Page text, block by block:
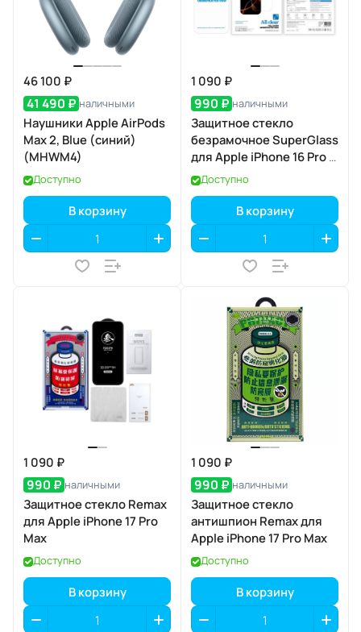
46 100 ₽
41 490 ₽ наличными
Наушники Apple AirPods
Max 2, Blue (синий)
(MHWM4)
Доступно
В корзину
1 090 ₽
990 ₽ наличными
Защитное стекло
безрамочное SuperGlass
для Apple iPhone 16 Pro /
17 / 17 Pro
Доступно
В корзину
1 090 ₽
990 ₽ наличными
Защитное стекло Remax
для Apple iPhone 17 Pro
Max
Доступно
В корзину
1 090 ₽
990 ₽ наличными
Защитное стекло
антишпион Remax для
Apple iPhone 17 Pro Max
Доступно
В корзину